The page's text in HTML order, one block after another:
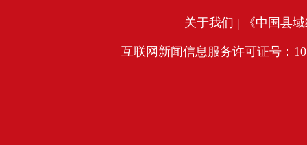
关于我们 | 《中国县
互联网新闻信息服务许可证号：